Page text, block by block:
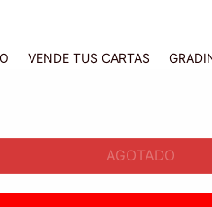
VENDE TUS CARTAS
AGOTADO